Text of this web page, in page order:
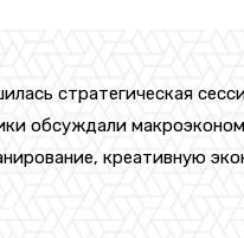
стратегическая
обсуждали
креативную